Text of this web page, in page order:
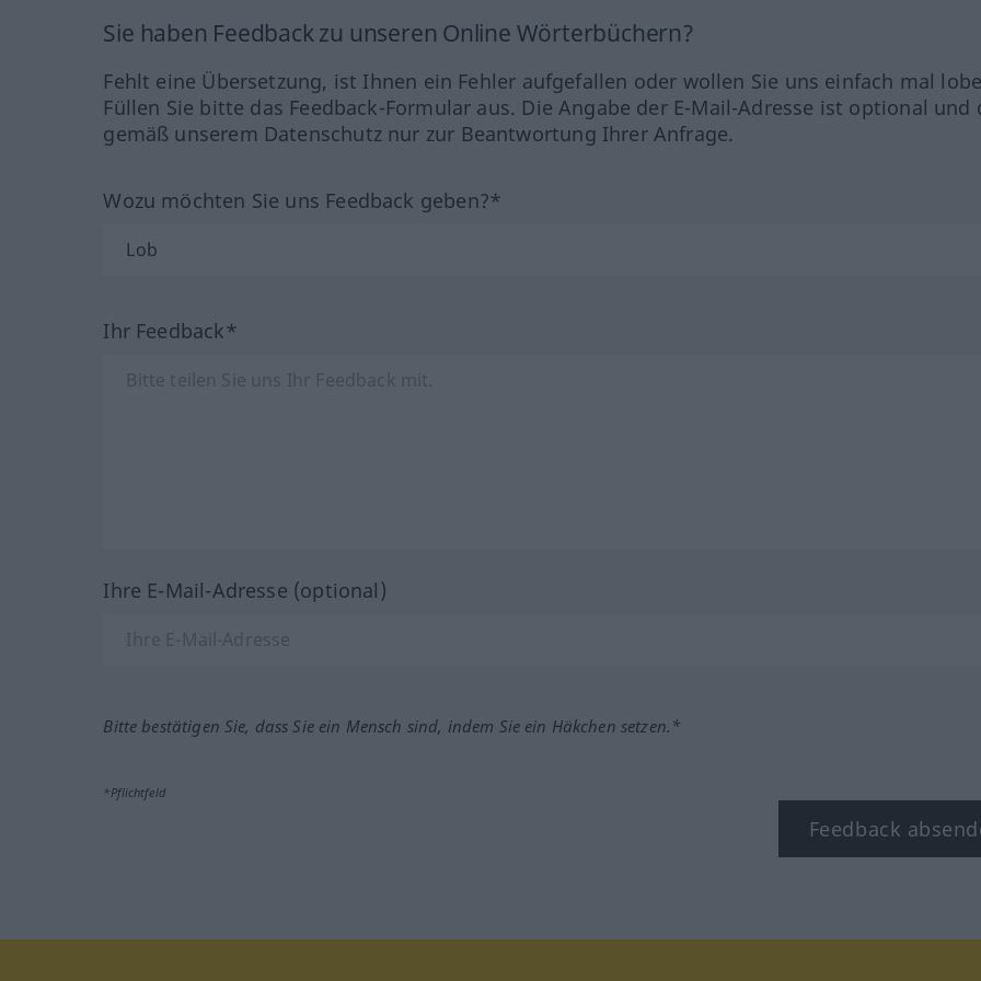
Sie haben Feedback zu unseren Online Wörterbüchern?
Fehlt eine Übersetzung, ist Ihnen ein Fehler aufgefallen oder wollen Sie uns einfach mal
Füllen Sie bitte das Feedback-Formular aus. Die Angabe der E-Mail-Adresse ist optional und
gemäß unserem Datenschutz nur zur Beantwortung Ihrer Anfrage.
Wozu möchten Sie uns Feedback geben?*
Ihr Feedback*
Ihre E-Mail-Adresse (optional)
Bitte bestätigen Sie, dass Sie ein Mensch sind, indem Sie ein Häkchen setzen.*
*Pflichtfeld
Feedback